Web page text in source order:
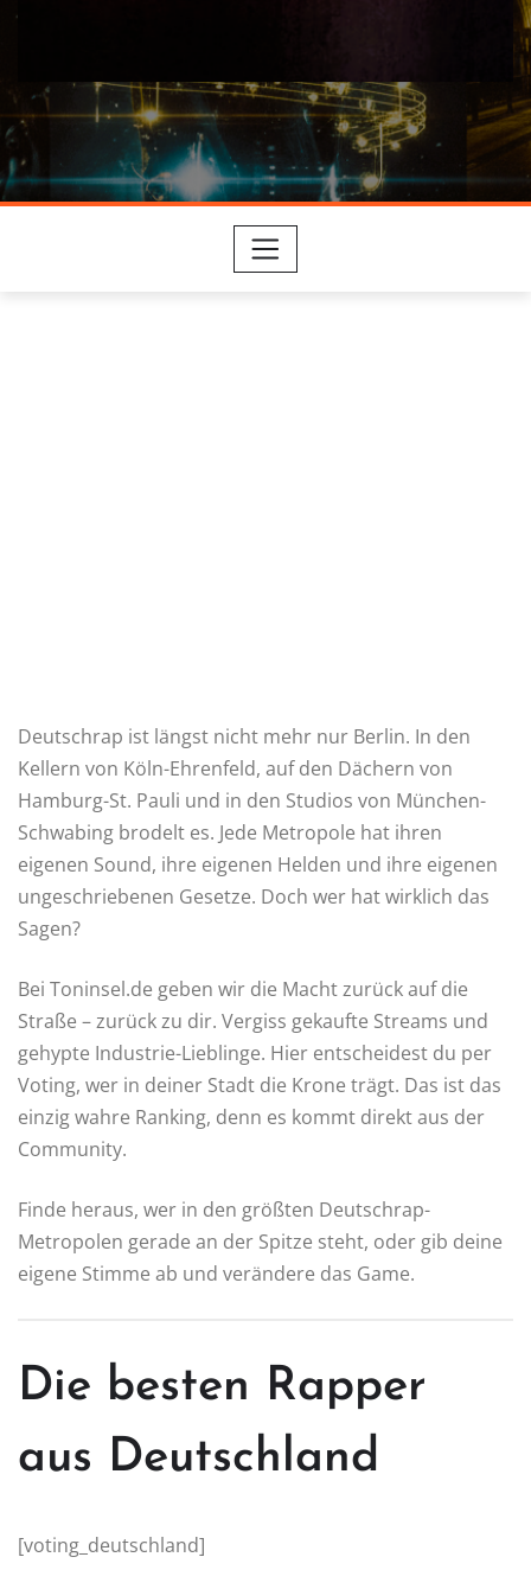
Deutschrap ist längst nicht mehr nur Berlin. In den
Kellern von Köln-Ehrenfeld, auf den Dächern von
Hamburg-St. Pauli und in den Studios von München-
Schwabing brodelt es. Jede Metropole hat ihren
eigenen Sound, ihre eigenen Helden und ihre eigenen
ungeschriebenen Gesetze. Doch wer hat wirklich das
Sagen?
Bei Toninsel.de geben wir die Macht zurück auf die
Straße – zurück zu dir. Vergiss gekaufte Streams und
gehypte Industrie-Lieblinge. Hier entscheidest du per
Voting, wer in deiner Stadt die Krone trägt. Das ist das
einzig wahre Ranking, denn es kommt direkt aus der
Community.
Finde heraus, wer in den größten Deutschrap-
Metropolen gerade an der Spitze steht, oder gib deine
eigene Stimme ab und verändere das Game.
Die besten Rapper
aus Deutschland
[voting_deutschland]